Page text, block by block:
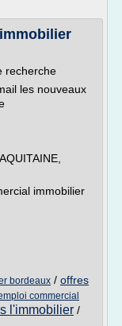
recherche
les nouveaux
immobilier
bordeaux / offres
commercial
l'immobilier /